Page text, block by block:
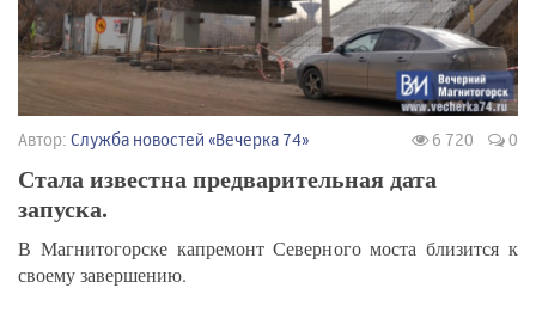
Автор: Служба новостей «Вечерка 74» 6 720 0
Стала известна предварительная дата
запуска.
В Магнитогорске капремонт Северного моста близится к
своему завершению.